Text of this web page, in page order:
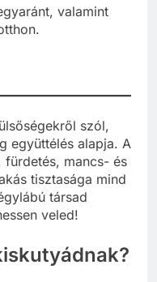
valamint
szól,
együttélés alapja. A
fürdetés, mancs- és
tisztasága mind
társad
veled!